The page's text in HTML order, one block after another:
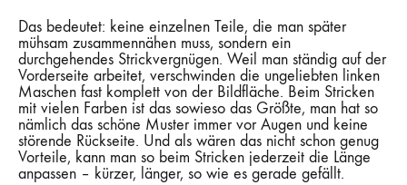
Das bedeutet: keine einzelnen Teile, die man später
mühsam zusammennähen muss, sondern ein
durchgehendes Strickvergnügen. Weil man ständig auf der
Vorderseite arbeitet, verschwinden die ungeliebten linken
Maschen fast komplett von der Bildfläche. Beim Stricken
mit vielen Farben ist das sowieso das Größte, man hat so
nämlich das schöne Muster immer vor Augen und keine
störende Rückseite. Und als wären das nicht schon genug
Vorteile, kann man so beim Stricken jederzeit die Länge
anpassen – kürzer, länger, so wie es gerade gefällt.